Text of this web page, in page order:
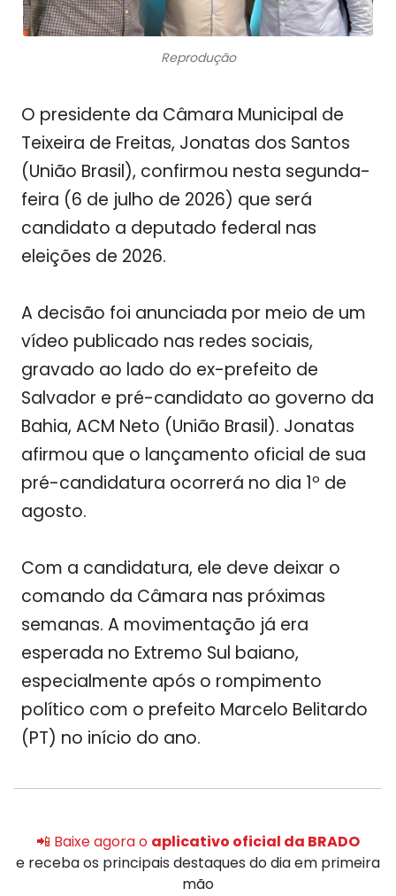
Reprodução
O presidente da Câmara Municipal de
Teixeira de Freitas, Jonatas dos Santos
(União Brasil), confirmou nesta segunda-
feira (6 de julho de 2026) que será
candidato a deputado federal nas
eleições de 2026.
A decisão foi anunciada por meio de um
vídeo publicado nas redes sociais,
gravado ao lado do ex-prefeito de
Salvador e pré-candidato ao governo da
Bahia, ACM Neto (União Brasil). Jonatas
afirmou que o lançamento oficial de sua
pré-candidatura ocorrerá no dia 1º de
agosto.
Com a candidatura, ele deve deixar o
comando da Câmara nas próximas
semanas. A movimentação já era
esperada no Extremo Sul baiano,
especialmente após o rompimento
político com o prefeito Marcelo Belitardo
(PT) no início do ano.
📲 Baixe agora o aplicativo oficial da BRADO
e receba os principais destaques do dia em primeira
mão